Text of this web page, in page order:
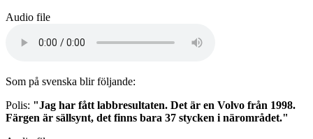
Audio file
Som på svenska blir följande:
Polis: "Jag har fått labbresultaten. Det är en Volvo från 1998.
Färgen är sällsynt, det finns bara 37 stycken i närområdet."